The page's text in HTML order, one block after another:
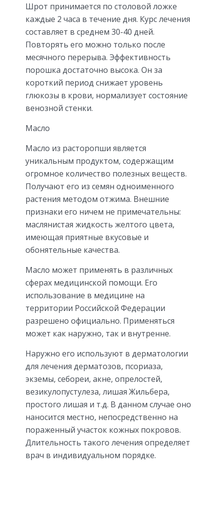
Шрот принимается по столовой ложке
каждые 2 часа в течение дня. Курс лечения
составляет в среднем 30-40 дней.
Повторять его можно только после
месячного перерыва. Эффективность
порошка достаточно высока. Он за
короткий период снижает уровень
глюкозы в крови, нормализует состояние
венозной стенки.
Масло
Масло из расторопши является
уникальным продуктом, содержащим
огромное количество полезных веществ.
Получают его из семян одноименного
растения методом отжима. Внешние
признаки его ничем не примечательны:
маслянистая жидкость желтого цвета,
имеющая приятные вкусовые и
обонятельные качества.
Масло может применять в различных
сферах медицинской помощи. Его
использование в медицине на
территории Российской Федерации
разрешено официально. Применяться
может как наружно, так и внутренне.
Наружно его используют в дерматологии
для лечения дерматозов, псориаза,
экземы, себореи, акне, опрелостей,
везикулопустулеза, лишая Жильбера,
простого лишая и т.д. В данном случае оно
наносится местно, непосредственно на
пораженный участок кожных покровов.
Длительность такого лечения определяет
врач в индивидуальном порядке.